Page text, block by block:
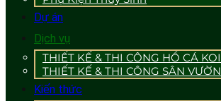
Dự án
Dịch vụ
THIẾT KẾ & THI CÔNG HỒ CÁ KOI
THIẾT KẾ & THI CÔNG SÂN VƯỜN
Kiến thức